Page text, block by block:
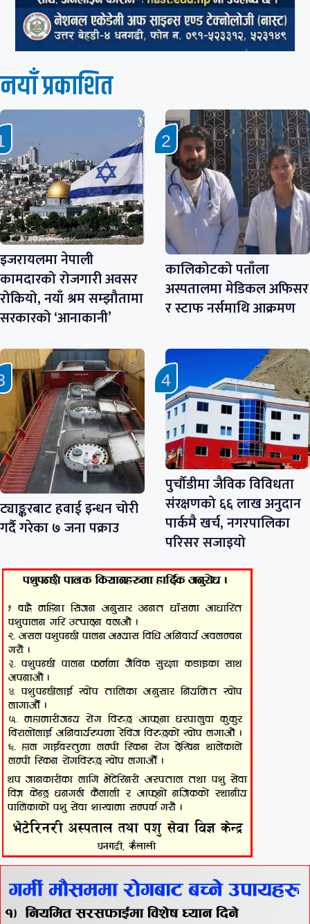
नयाँ प्रकाशित
इजरायलमा नेपाली
कामदारको रोजगारी अवसर
रोकियो, नयाँ श्रम सम्झौतामा
सरकारको ‘आनाकानी’
कालिकोटको पताँला
अस्पतालमा मेडिकल अफिसर
र स्टाफ नर्समाथि आक्रमण
ट्याङ्करबाट हवाई इन्धन चोरी
गर्दै गरेका ७ जना पक्राउ
पुर्चौडीमा जैविक विविधता
संरक्षणको ६६ लाख अनुदान
पार्कमै खर्च, नगरपालिका
परिसर सजाइयो